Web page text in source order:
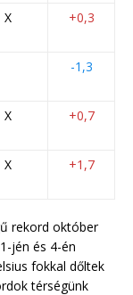
X +0,3
-1,3
X +0,7
X +1,7
rekord október
jén és 4-én
fokkal dőltek
térségünk